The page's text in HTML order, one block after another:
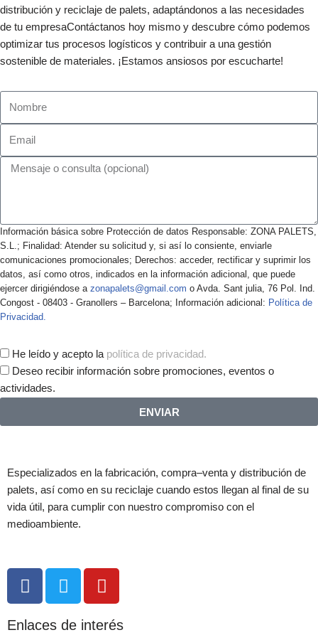
distribución y reciclaje de palets, adaptándonos a las necesidades
de tu empresaContáctanos hoy mismo y descubre cómo podemos
optimizar tus procesos logísticos y contribuir a una gestión
sostenible de materiales. ¡Estamos ansiosos por escucharte!
Información básica sobre Protección de datos Responsable: ZONA PALETS,
S.L.; Finalidad: Atender su solicitud y, si así lo consiente, enviarle
comunicaciones promocionales; Derechos: acceder, rectificar y suprimir los
datos, así como otros, indicados en la información adicional, que puede
ejercer dirigiéndose a zonapalets@gmail.com o Avda. Sant julia, 76 Pol. Ind.
Congost - 08403 - Granollers – Barcelona; Información adicional: Política de
Privacidad.
He leído y acepto la política de privacidad.
Deseo recibir información sobre promociones, eventos o
actividades.
ENVIAR
Especializados en la fabricación, compra–venta y distribución de
palets, así como en su reciclaje cuando estos llegan al final de su
vida útil, para cumplir con nuestro compromiso con el
medioambiente.
Enlaces de interés